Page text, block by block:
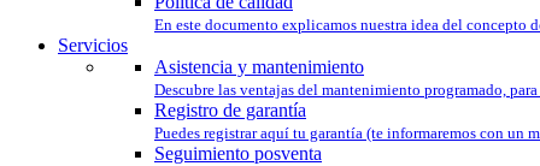
En este documento explicamos nuestra idea del concepto
Servicios
Asistencia y mantenimiento
Descubre las ventajas del mantenimiento programado,
Registro de garantía
Puedes registrar aquí tu garantía (te informaremos con un
Seguimiento posventa